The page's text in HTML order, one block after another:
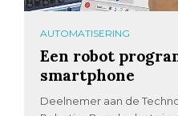
AUTOMATISERING
Een robot
smartphone
Deelnemer aan de